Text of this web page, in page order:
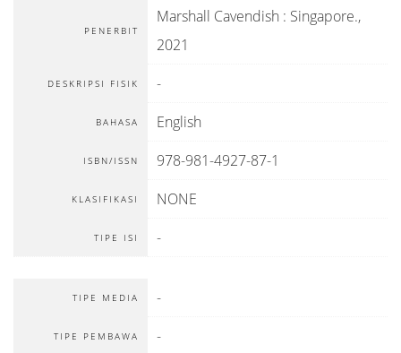
PENERBIT
Marshall Cavendish : Singapore.,
2021
DESKRIPSI FISIK -
BAHASA English
ISBN/ISSN 978-981-4927-87-1
KLASIFIKASI NONE
TIPE ISI -
TIPE MEDIA -
TIPE PEMBAWA -